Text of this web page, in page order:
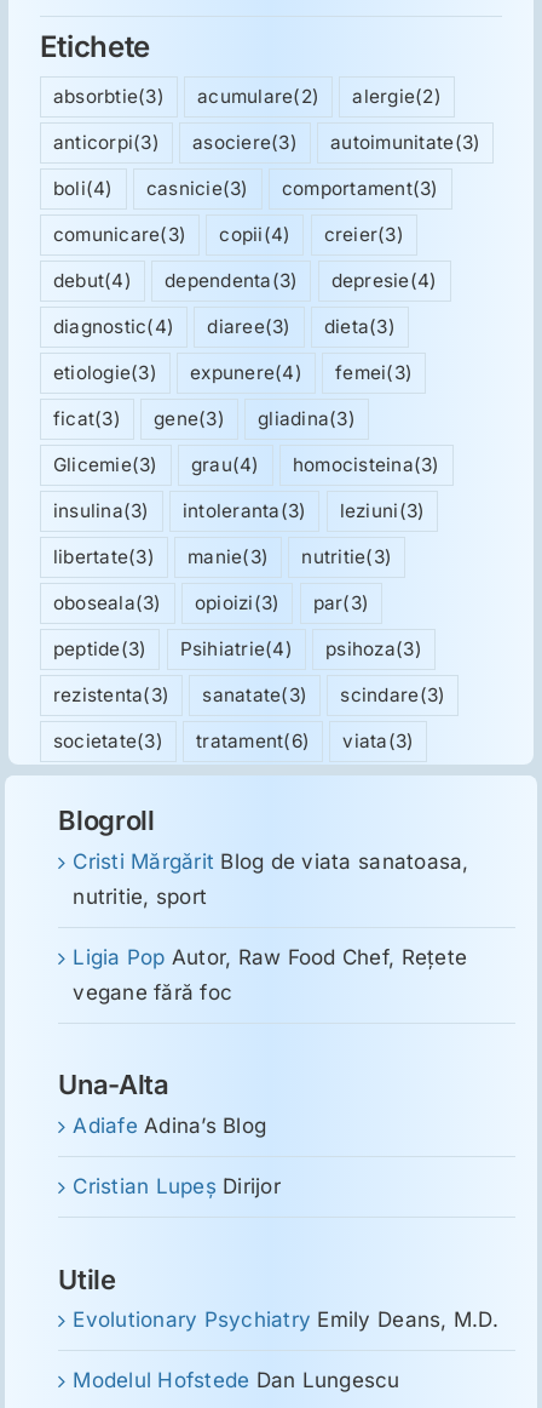
Etichete
absorbtie(3) acumulare(2) alergie(2)
anticorpi(3) asociere(3) autoimunitate(3)
boli(4) casnicie(3) comportament(3)
comunicare(3) copii(4) creier(3)
debut(4) dependenta(3) depresie(4)
diagnostic(4) diaree(3) dieta(3)
etiologie(3) expunere(4) femei(3)
ficat(3) gene(3) gliadina(3)
Glicemie(3) grau(4) homocisteina(3)
insulina(3) intoleranta(3) leziuni(3)
libertate(3) manie(3) nutritie(3)
oboseala(3) opioizi(3) par(3)
peptide(3) Psihiatrie(4) psihoza(3)
rezistenta(3) sanatate(3) scindare(3)
societate(3) tratament(6) viata(3)
Blogroll
Cristi Mărgărit Blog de viata sanatoasa,
nutritie, sport
Ligia Pop Autor, Raw Food Chef, Reţete
vegane fără foc
Una-Alta
Adiafe Adina’s Blog
Cristian Lupeş Dirijor
Utile
Evolutionary Psychiatry Emily Deans, M.D.
Modelul Hofstede Dan Lungescu